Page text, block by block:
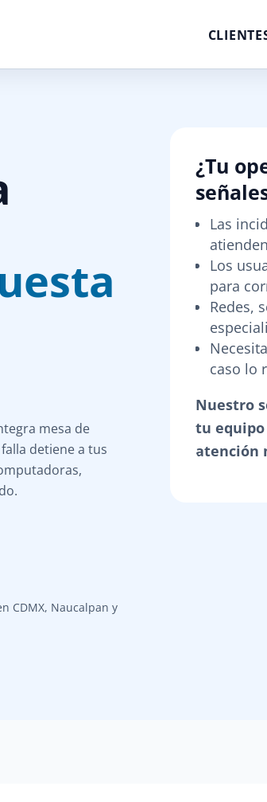
mesa de
detiene a tus
CDMX, Naucalpan y
¿Tu
Las
Los
para
Redes,
caso lo
Nuestro
tu equipo
atención